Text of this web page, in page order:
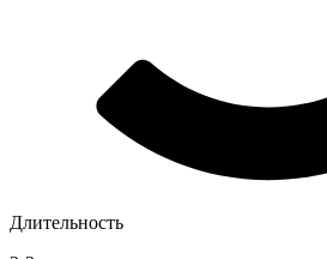
Длительность